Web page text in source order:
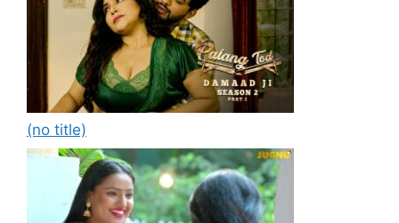
(no title)